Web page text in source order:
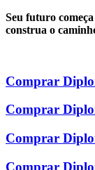
Seu futuro
construa o
Comprar
Comprar
Comprar
Comprar